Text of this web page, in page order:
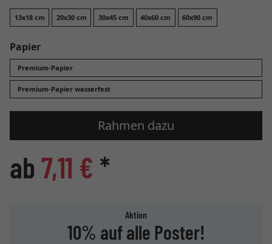
13x18 cm 20x30 cm 30x45 cm 40x60 cm 60x90 cm
Papier
Premium-Papier
Premium-Papier wasserfest
Rahmen dazu
ab 7,11 € *
Aktion
10% auf alle Poster!